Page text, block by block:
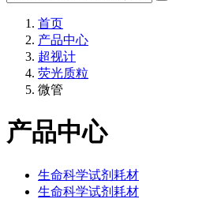
首页
产品中心
超视计
荧光质粒
微管
产品中心
生命科学试剂耗材
生命科学试剂耗材